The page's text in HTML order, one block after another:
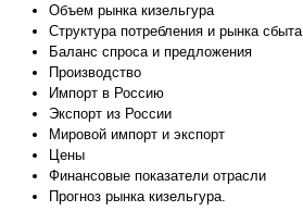
Объем рынка кизельгура
Структура потребления и рынка сбыта
Баланс спроса и предложения
Производство
Импорт в Россию
Экспорт из России
Мировой импорт и экспорт
Цены
Финансовые показатели отрасли
Прогноз рынка кизельгура.